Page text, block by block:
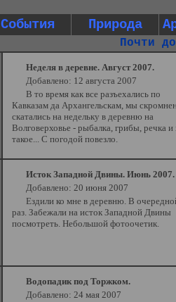
События Природа
Почти
Неделя в деревне. Август 2007.
Добавлено: 12 августа 2007
В то время как все разъехались по
Кавказам да Архангельскам, мы
скатались на недельку в деревню на
Волговерховье - рыбалка, грибы, речка и
такое... С погодой повезло.
Исток Западной Двины. Июнь 2007.
Добавлено: 20 июня 2007
Ездили ко мне в деревню. В
раз. Забежали на исток Западной Двины
посмотреть. Небольшой фотоочетик.
Водопадик под Торжком.
Добавлено: 24 мая 2007